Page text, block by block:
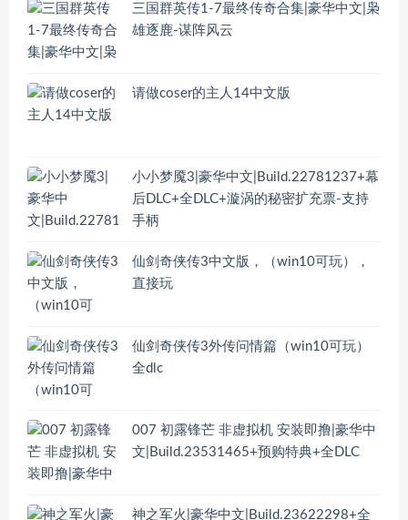
三国群英传1-7最终传奇合集|豪华中文|枭
雄逐鹿-谋阵风云
请做coser的主人14中文版
小小梦魇3|豪华中文|Build.22781237+幕
后DLC+全DLC+漩涡的秘密扩充票-支持
手柄
仙剑奇侠传3中文版，（win10可玩），
直接玩
仙剑奇侠传3外传问情篇（win10可玩）
全dlc
007 初露锋芒 非虚拟机 安装即撸|豪华中
文|Build.23531465+预购特典+全DLC
神之军火|豪华中文|Build.23622298+全